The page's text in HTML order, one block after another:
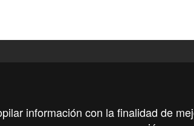
PALMAinformación con la finalidad de